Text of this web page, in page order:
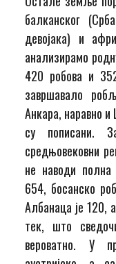
балканског
девојака) и
анализирамо
420 робова и
завршавало
Анкара, наравно и
су пописани.
средњовековни
не наводи полна
654, босанско
Албанаца је 120,
тек, што
вероватно. У